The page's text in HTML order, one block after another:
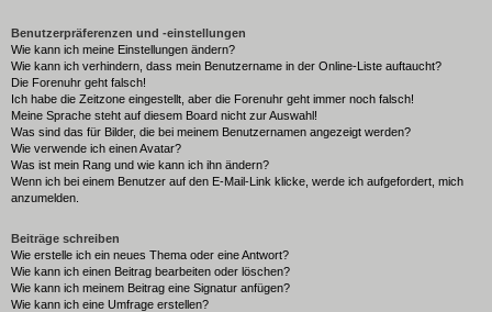
Benutzerpräferenzen und -einstellungen
Wie kann ich meine Einstellungen ändern?
Wie kann ich verhindern, dass mein Benutzername in der Online-Liste auftaucht?
Die Forenuhr geht falsch!
Ich habe die Zeitzone eingestellt, aber die Forenuhr geht immer noch falsch!
Meine Sprache steht auf diesem Board nicht zur Auswahl!
Was sind das für Bilder, die bei meinem Benutzernamen angezeigt werden?
Wie verwende ich einen Avatar?
Was ist mein Rang und wie kann ich ihn ändern?
Wenn ich bei einem Benutzer auf den E-Mail-Link klicke, werde ich aufgefordert, mich
anzumelden.
Beiträge schreiben
Wie erstelle ich ein neues Thema oder eine Antwort?
Wie kann ich einen Beitrag bearbeiten oder löschen?
Wie kann ich meinem Beitrag eine Signatur anfügen?
Wie kann ich eine Umfrage erstellen?